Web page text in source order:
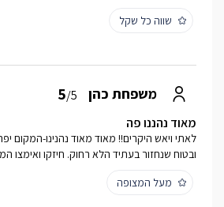
שווה כל שקל
משפחת כהן 5/5
מאוד נהננו פה
לאתי ויאש היקרים!! מאוד מאוד נהנינו-המקום
ובטוח שנחזור בעתיד הלא רחוק. חיזקו ואימצו
מעל המצופה